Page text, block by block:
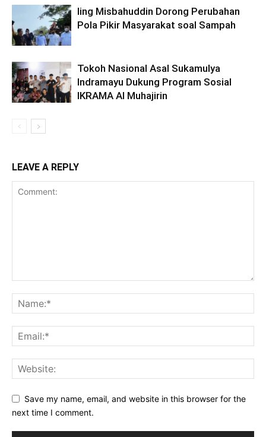
Iing Misbahuddin Dorong Perubahan
Pola Pikir Masyarakat soal Sampah
Tokoh Nasional Asal Sukamulya
Indramayu Dukung Program Sosial
IKRAMA Al Muhajirin
LEAVE A REPLY
Save my name, email, and website in this browser for the
next time I comment.